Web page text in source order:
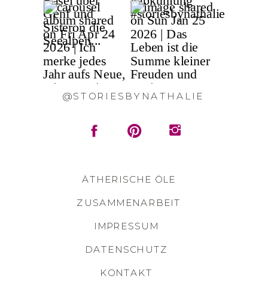
@STORIESBYNATHALIE
DATENSCHUTZ
IMPRESSUM
ZUSAMMENARBEIT
ÄTHERISCHE ÖLE
KONTAKT